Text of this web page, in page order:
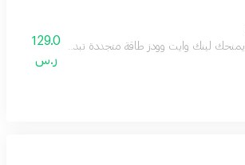
يمنحك لينك وايت وودز طاقة متجددة تبدأ بالبرغموت
129.0
ر.س